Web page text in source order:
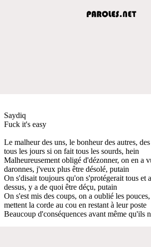
Saydiq
Fuck it's easy
Le malheur des uns, le bonheur des autres,
tous les jours si on fait tous les sourds, hein
Malheureusement obligé d'dézonner, on en a
daronnes, j'veux plus être désolé, putain
On s'disait toujours qu'on s'protégerait tous et
dessus, y a de quoi être déçu, putain
On s'est mis des coups, on a oublié les
mettent la corde au cou en restant à leur poste
Beaucoup d'conséquences avant même qu'ils